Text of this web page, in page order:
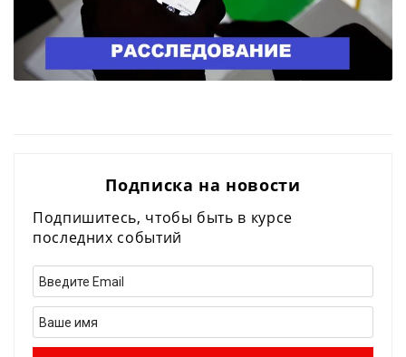
Подписка на новости
Подпишитесь, чтобы быть в курсе
последних событий